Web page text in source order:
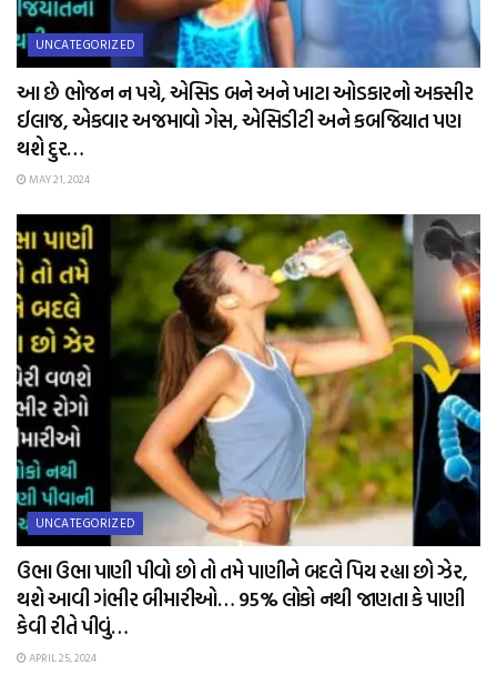
UNCATEGORIZED
આ છે ભોજન ન પચે, એસિડ બને અને ખાટા ઓડકારનો અકસીર
ઈલાજ, એકવાર અજમાવો ગેસ, એસિડીટી અને કબજિયાત પણ
થશે દુર…
MAY 21, 2024
UNCATEGORIZED
ઉભા ઉભા પાણી પીવો છો તો તમે પાણીને બદલે પિય રહ્યા છો ઝેર,
થશે આવી ગંભીર બીમારીઓ… 95% લોકો નથી જાણતા કે પાણી
કેવી રીતે પીવું…
APRIL 25, 2024